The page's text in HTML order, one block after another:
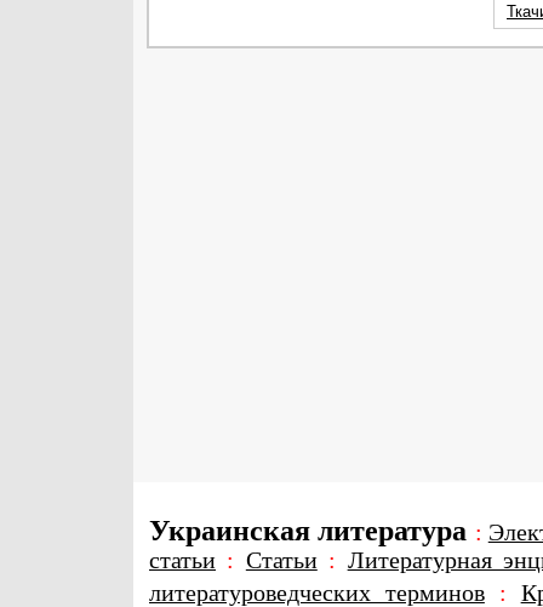
Украинская литература :
статьи : Статьи: Литературная
литературоведческих терминов: